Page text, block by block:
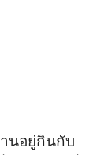
านอยู่กินกับ